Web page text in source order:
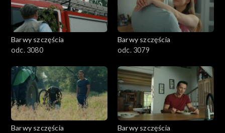
Barwy szczęścia
odc. 3080
Barwy szczęścia
odc. 3079
Barwy szczęścia
Barwy szczęścia